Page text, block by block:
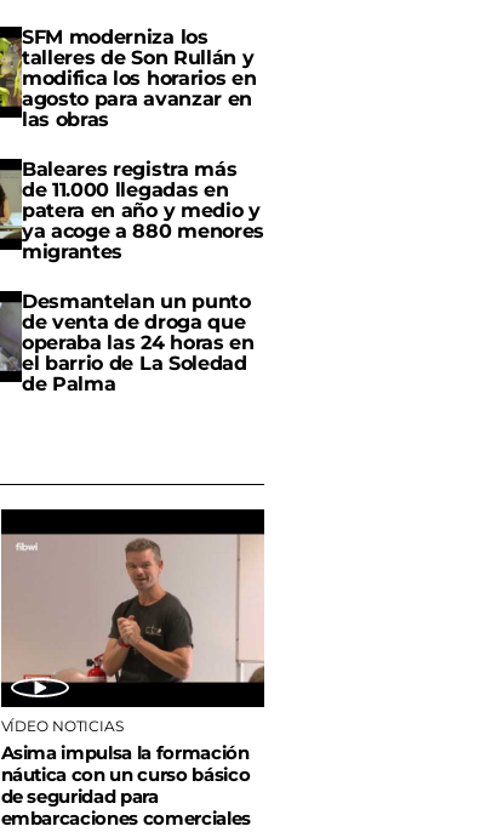
SFM moderniza los
talleres de Son Rullán y
modifica los horarios en
agosto para avanzar en
las obras
Baleares registra más
de 11.000 llegadas en
patera en año y medio y
ya acoge a 880 menores
migrantes
Desmantelan un punto
de venta de droga que
operaba las 24 horas en
el barrio de La Soledad
de Palma
VÍDEO NOTICIAS
Asima impulsa la formación
náutica con un curso básico
de seguridad para
embarcaciones comerciales